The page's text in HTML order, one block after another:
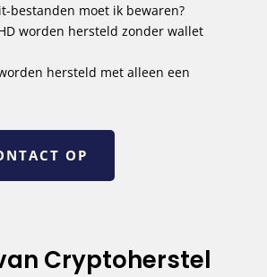
bestanden moet ik bewaren?
worden hersteld zonder wallet
hersteld met alleen een
OP
Cryptoherstel